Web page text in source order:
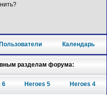
Пользователи Календарь
разделам форума:
6 Heroes 5 Heroes 4